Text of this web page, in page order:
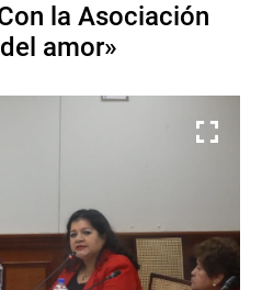
la Asociación
amor»